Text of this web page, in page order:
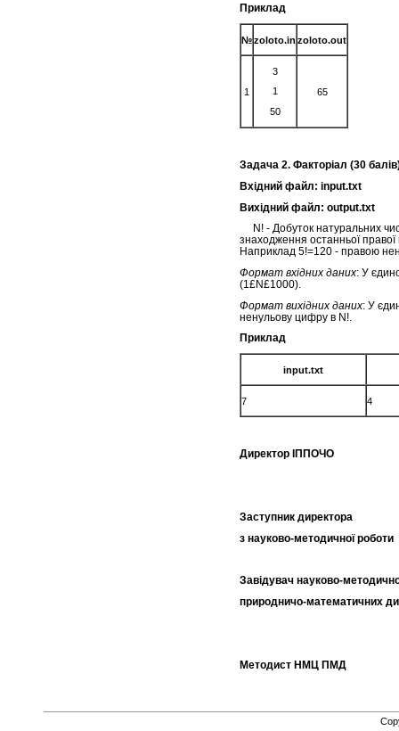
Приклад
№zoloto.in zoloto.out
1
3
1
50
65
Задача 2. Факторіал (30
Вхідний файл: input.txt
Вихідний файл: output.txt
N! - Добуток натуральних
знаходження останньої
Наприклад 5!=120 - правою
Формат вхідних даних: У
(1£N£1000).
Формат вихідних даних: У
ненульову цифру в N!.
Приклад
input.txt
7 4
Директор
Заступник директора
з науково-
Завідувач науково-
природничо-
Методист НМЦ